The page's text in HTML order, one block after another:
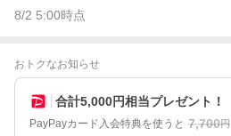
8/2 5:00時点
おトクなお知らせ
合計5,000円相当プレゼント！
PayPayカード入会特典を使うと 7,700円